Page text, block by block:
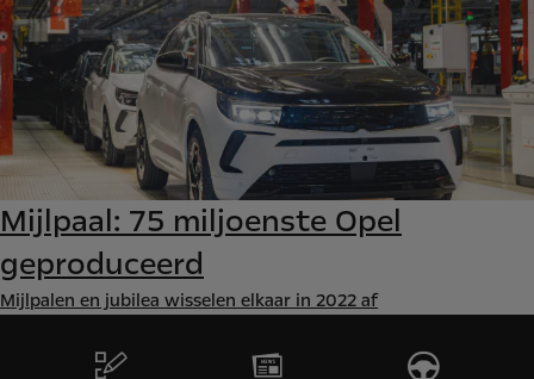
Mijlpaal: 75 miljoenste Opel
geproduceerd
Mijlpalen en jubilea wisselen elkaar in 2022 af